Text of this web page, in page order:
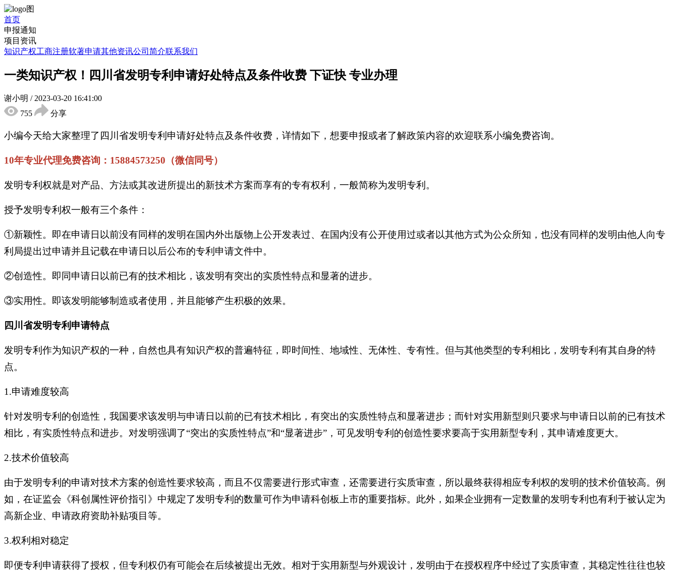
首页
申报通知
项目资讯
知识产权工商注册软著申请其他资讯公司简介联系我们
一类知识产权！四川省发明专利申请好处特点及条件收费 下证快 专业办理
谢小明 / 2023-03-20 16:41:00
755
分享
小编今天给大家整理了四川省发明专利申请好处特点及条件收费，详情如下，想要申报或者了解政策内容的欢迎联系小编免费咨询。
10年专业代理免费咨询：15884573250（微信同号）
发明专利权就是对产品、方法或其改进所提出的新技术方案而享有的专有权利，一般简称为发明专利。
授予发明专利权一般有三个条件：
①新颖性。即在申请日以前没有同样的发明在国内外出版物上公开发表过、在国内没有公开使用过或者以其他方式为公众所知，也没有同样的发明由他人向专
利局提出过申请并且记载在申请日以后公布的专利申请文件中。
②创造性。即同申请日以前已有的技术相比，该发明有突出的实质性特点和显著的进步。
③实用性。即该发明能够制造或者使用，并且能够产生积极的效果。
四川省发明专利申请特点
发明专利作为知识产权的一种，自然也具有知识产权的普遍特征，即时间性、地域性、无体性、专有性。但与其他类型的专利相比，发明专利有其自身的特
点。
1.申请难度较高
针对发明专利的创造性，我国要求该发明与申请日以前的已有技术相比，有突出的实质性特点和显著进步；而针对实用新型则只要求与申请日以前的已有技术
相比，有实质性特点和进步。对发明强调了“突出的实质性特点”和“显著进步”，可见发明专利的创造性要求要高于实用新型专利，其申请难度更大。
2.技术价值较高
由于发明专利的申请对技术方案的创造性要求较高，而且不仅需要进行形式审查，还需要进行实质审查，所以最终获得相应专利权的发明的技术价值较高。例
如，在证监会《科创属性评价指引》中规定了发明专利的数量可作为申请科创板上市的重要指标。此外，如果企业拥有一定数量的发明专利也有利于被认定为
高新企业、申请政府资助补贴项目等。
3.权利相对稳定
即便专利申请获得了授权，但专利权仍有可能会在后续被提出无效。相对于实用新型与外观设计，发明由于在授权程序中经过了实质审查，其稳定性往往也较